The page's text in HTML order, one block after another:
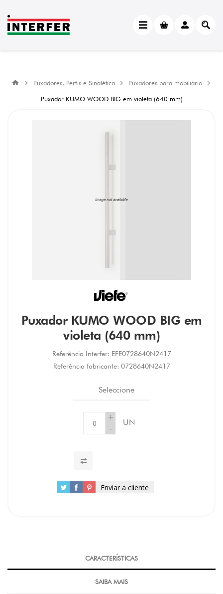
Puxadores, Perfis e Sinalética
Puxadores para mobiliário
Puxador KUMO WOOD BIG em violeta (640 mm)
Puxador KUMO WOOD BIG em
violeta (640 mm)
Referência Interfer: EFE0728640N2417
Referência fabricante: 0728640N2417
Seleccione
+
-
UN
Enviar a cliente
CARACTERÍSTICAS
SAIBA MAIS